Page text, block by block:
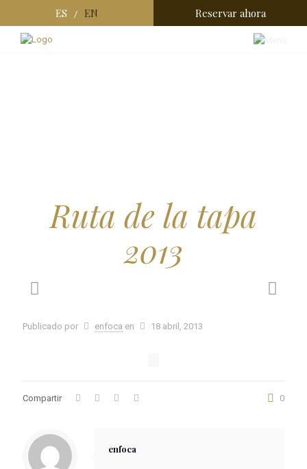
ES / EN Reservar ahora
Ruta de la tapa
2013
Publicado por enfoca en 18 abril, 2013
Compartir 0
enfoca